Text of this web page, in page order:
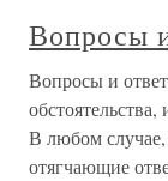
Вопросы
Вопросы и
В любом случае,
отягчающие